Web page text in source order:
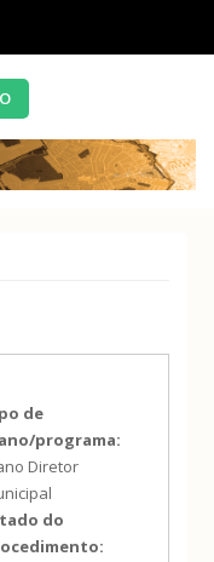
de
programa:
Diretor
do